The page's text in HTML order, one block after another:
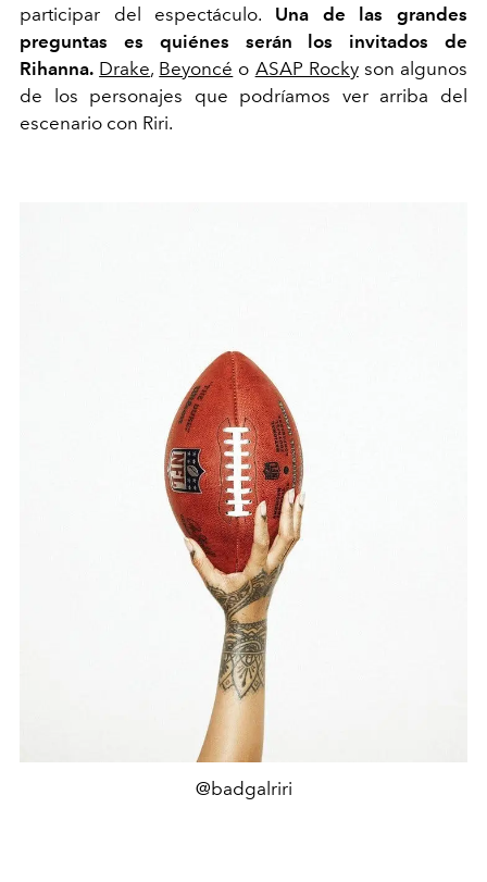
participar del espectáculo. Una de las grandes
preguntas es quiénes serán los invitados de
Rihanna. Drake, Beyoncé o ASAP Rockyson algunos
de los personajes que podríamos ver arriba del
escenario con Riri.
@badgalriri